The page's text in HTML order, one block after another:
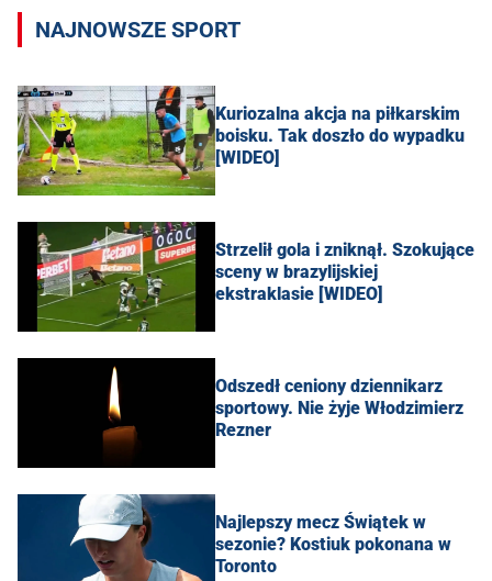
NAJNOWSZE SPORT
Kuriozalna akcja na piłkarskim
boisku. Tak doszło do wypadku
[WIDEO]
Strzelił gola i zniknął. Szokujące
sceny w brazylijskiej
ekstraklasie [WIDEO]
Odszedł ceniony dziennikarz
sportowy. Nie żyje Włodzimierz
Rezner
Najlepszy mecz Świątek w
sezonie? Kostiuk pokonana w
Toronto